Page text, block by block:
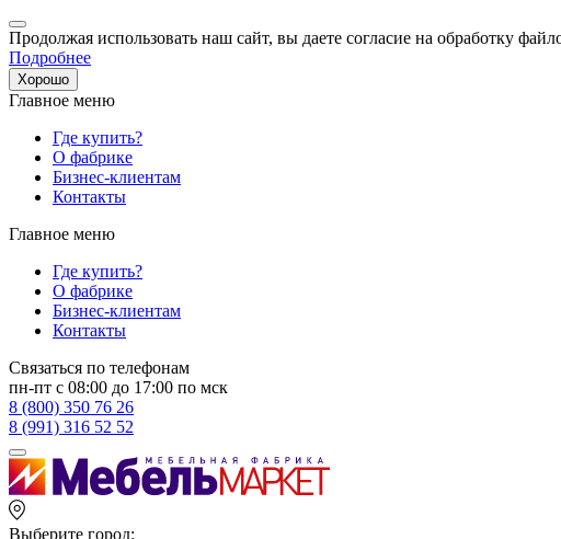
Продолжая использовать наш сайт, вы даете согласие на обработку
Подробнее
Хорошо
Главное меню
Где купить?
О фабрике
Бизнес-клиентам
Контакты
Главное меню
Где купить?
О фабрике
Бизнес-клиентам
Контакты
Связаться по телефонам
пн-пт с 08:00 до 17:00 по мск
8 (800) 350 76 26
8 (991) 316 52 52
Выберите город: